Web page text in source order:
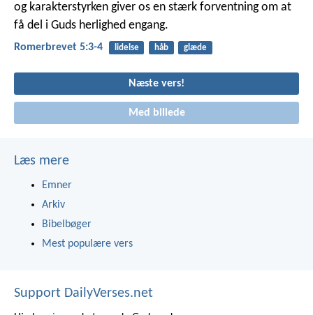
og karakterstyrken giver os en stærk forventning om at
få del i Guds herlighed engang.
Romerbrevet 5:3-4 lidelse håb glæde
Næste vers!
Med billede
Læs mere
Emner
Arkiv
Bibelbøger
Mest populære vers
Support DailyVerses.net